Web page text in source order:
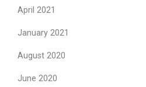
April 2021
January 2021
August 2020
June 2020